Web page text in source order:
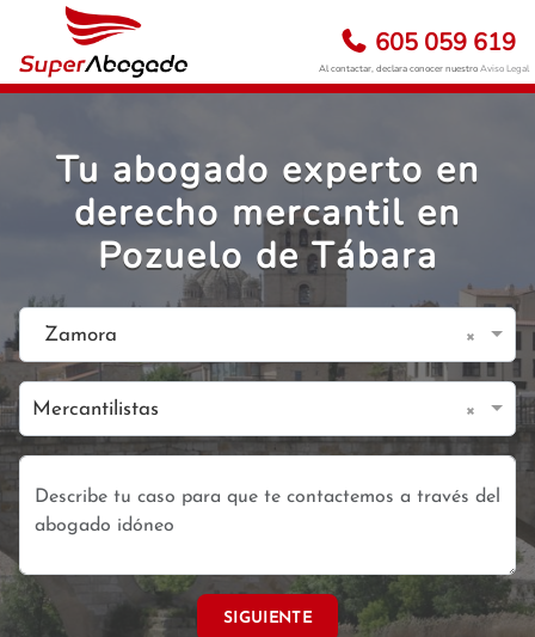
605 059 619
Al contactar, declara conocer nuestroAviso Legal
Tu abogado experto en
derecho mercantil en
Pozuelo de Tábara
Zamora ×
Mercantilistas ×
SIGUIENTE